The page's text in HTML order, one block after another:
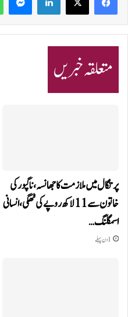
متعلقہ خبریں
پرتگال میں ملازمت کا جھانسہ،ناگپور کی
خاتون سے 11 لاکھ روپے کی ٹھگی، انسانی
اسمگلنگ…
1 دن پہلے